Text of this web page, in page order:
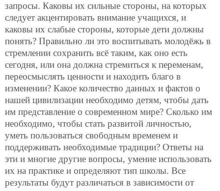
запросы. Каковы их сильные стороны, на которых
следует акцентировать внимание учащихся, и
каковы их слабые стороны, которые дети должны
понять? Правильно ли это воспитывать молодёжь в
стремлении сохранить всё таким, как оно есть
сегодня, или она должна стремиться к переменам,
переосмыслять ценности и находить благо в
изменении? Какое количество данных и фактов о
нашей цивилизации необходимо детям, чтобы дать
им представление о современном мире? Сколько им
необходимо, чтобы стать развитой личностью,
уметь пользоваться свободным временем и
поддерживать необходимые традиции? Ответы на
эти и многие другие вопросы, умение использовать
их на практике и определяют тип школы. Все
результаты будут различаться в зависимости от